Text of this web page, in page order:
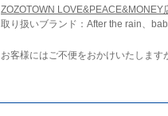
ZOZOTOWN LOVE&PEACE&MONEY
取り扱いブランド：After the rain、
お客様にはご不便をおかけいたします